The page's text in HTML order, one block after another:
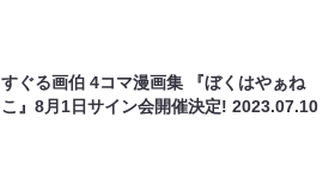
すぐる画伯 4コマ漫画集 『ぼくはやぁね
こ』8月1日サイン会開催決定!2023.07.10